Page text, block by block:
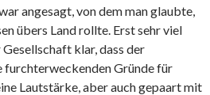
angesagt, von dem man glaubte,
übers Land rollte. Erst sehr viel
klar, dass der
Gründe für
Lautstärke, aber auch gepaart mit